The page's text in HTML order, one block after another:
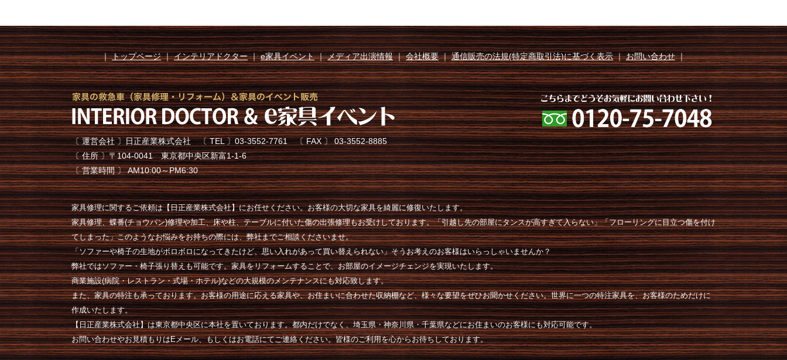
｜トップページ｜インテリアドクター｜e家具イベント｜メディア出演情報｜会社概要｜通信販売の法規(特定商取引法)に基づく表示｜お問い合わせ｜
〔 運営会社 〕日正産業株式会社 〔 TEL 〕03-3552-7761 〔 FAX 〕 03-3552-8885
〔 住所 〕〒104-0041 東京都中央区新富1-1-6
〔 営業時間 〕 AM10:00～PM6:30
家具修理に関するご依頼は【日正産業株式会社】にお任せください。お客様の大切な家具を綺麗に修復いたします。
家具修理、蝶番(チョウバン)修理や加工、床や柱、テーブルに付いた傷の出張修理もお受けしております。「引越し先の部屋にタンスが高すぎて入らない」「フローリングに目立つ傷を付け
てしまった」このようなお悩みをお持ちの際には、弊社までご相談くださいませ。
「ソファーや椅子の生地がボロボロになってきたけど、思い入れがあって買い替えられない」そうお考えのお客様はいらっしゃいませんか？
弊社ではソファー・椅子張り替えも可能です。家具をリフォームすることで、お部屋のイメージチェンジを実現いたします。
商業施設(病院・レストラン・式場・ホテル)などの大規模のメンテナンスにも対応致します。
また、家具の特注も承っております。お客様の用途に応える家具や、お住まいに合わせた収納棚など、様々な要望をぜひお聞かせください。世界に一つの特注家具を、お客様のためだけに
作成いたします。
【日正産業株式会社】は東京都中央区に本社を置いております。都内だけでなく、埼玉県・神奈川県・千葉県などにお住まいのお客様にも対応可能です。
お問い合わせやお見積もりはEメール、もしくはお電話にてご連絡ください。皆様のご利用を心からお待ちしております。